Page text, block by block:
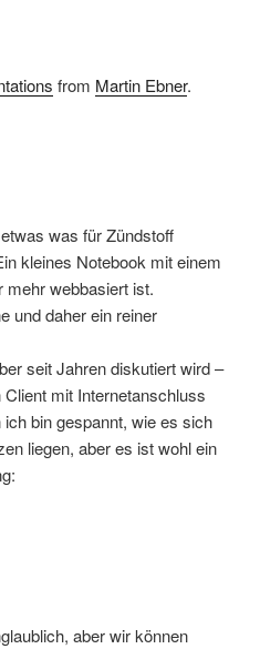
from Martin Ebner.
was für Zündstoff
kleines Notebook mit einem
webbasiert ist.
und daher ein reiner
seit Jahren diskutiert wird –
mit Internetanschluss
bin gespannt, wie es sich
liegen, aber es ist wohl ein
aber wir können